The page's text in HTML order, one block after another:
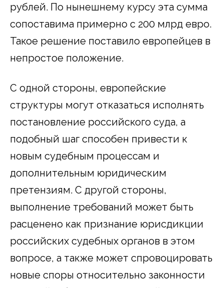
рублей. По нынешнему курсу эта сумма
сопоставима примерно с 200 млрд евро.
Такое решение поставило европейцев в
непростое положение.
С одной стороны, европейские
структуры могут отказаться исполнять
постановление российского суда, а
подобный шаг способен привести к
новым судебным процессам и
дополнительным юридическим
претензиям. С другой стороны,
выполнение требований может быть
расценено как признание юрисдикции
российских судебных органов в этом
вопросе, а также может спровоцировать
новые споры относительно законности